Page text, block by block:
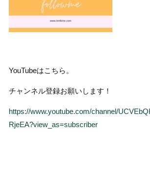
YouTubeはこちら。
チャンネル登録お願いします！
https://www.youtube.com/channel/
RjeEA?view_as=subscriber